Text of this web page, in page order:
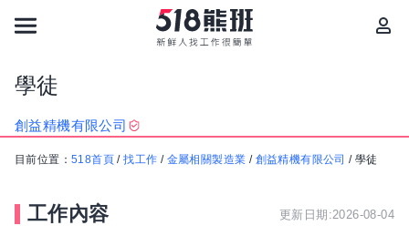
學徒
創益精機有限公司
目前位置： 518首頁 /找工作 / 金屬相關製造業 / 創益精機有限公司 /學徒
工作內容 更新日期:2026-08-04